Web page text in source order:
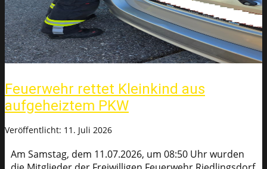
Feuerwehr rettet Kleinkind aus
aufgeheiztem PKW
Veröffentlicht: 11. Juli 2026
Am Samstag, dem 11.07.2026, um 08:50 Uhr wurden